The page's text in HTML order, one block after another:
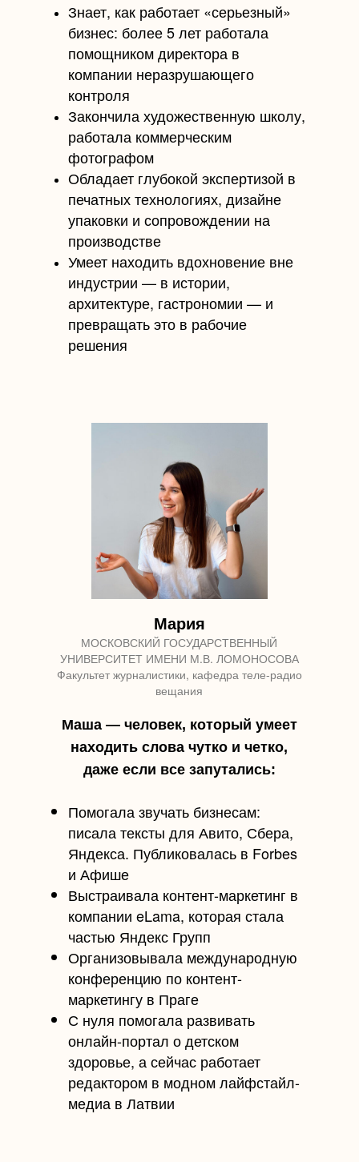
Знает, как работает «серьезный»
бизнес: более 5 лет работала
помощником директора в
компании неразрушающего
контроля
Закончила художественную школу,
работала коммерческим
фотографом
Обладает глубокой экспертизой в
печатных технологиях, дизайне
упаковки и сопровождении на
производстве
Умеет находить вдохновение вне
индустрии — в истории,
архитектуре, гастрономии — и
превращать это в рабочие
решения
Мария
МОСКОВСКИЙ ГОСУДАРСТВЕННЫЙ
УНИВЕРСИТЕТ ИМЕНИ М.В. ЛОМОНОСОВА
Факультет журналистики, кафедра теле-радио
вещания
Маша — человек, который умеет
находить слова чутко и четко,
даже если все запутались:
Помогала звучать бизнесам:
писала тексты для Авито, Сбера,
Яндекса. Публиковалась в Forbes
и Афише
Выстраивала контент-маркетинг в
компании eLama, которая стала
частью Яндекс Групп
Организовывала международную
конференцию по контент-
маркетингу в Праге
С нуля помогала развивать
онлайн-портал о детском
здоровье, а сейчас работает
редактором в модном лайфстайл-
медиа в Латвии